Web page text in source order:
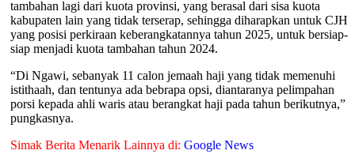
tambahan lagi dari kuota provinsi, yang berasal dari sisa kuota
kabupaten lain yang tidak terserap, sehingga diharapkan untuk CJH
yang posisi perkiraan keberangkatannya tahun 2025, untuk bersiap-
siap menjadi kuota tambahan tahun 2024.
“Di Ngawi, sebanyak 11 calon jemaah haji yang tidak memenuhi
istithaah, dan tentunya ada bebrapa opsi, diantaranya pelimpahan
porsi kepada ahli waris atau berangkat haji pada tahun berikutnya,”
pungkasnya.
Simak Berita Menarik Lainnya di: Google News